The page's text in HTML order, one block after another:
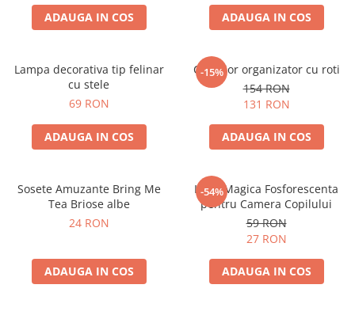
ADAUGA IN COS ADAUGA IN COS
Lampa decorativa tip felinar
cu stele
69 RON
ADAUGA IN COS
-15%
Carucior organizator cu roti
154 RON
131 RON
ADAUGA IN COS
Sosete Amuzante Bring Me
Tea Briose albe
24 RON
ADAUGA IN COS
-54%
Luna Magica Fosforescenta
pentru Camera Copilului
59 RON
27 RON
ADAUGA IN COS